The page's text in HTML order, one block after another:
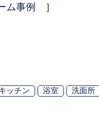
ム事例 ］
ッチン 浴室 洗面所